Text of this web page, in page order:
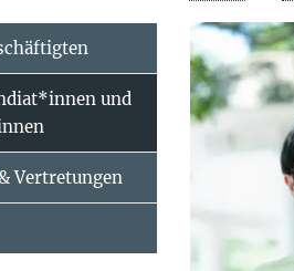
und
Vertretungen